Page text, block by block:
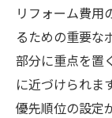
リフォーム費用
るための重要な
部分に重点を置
に近づけられま
優先順位の設定